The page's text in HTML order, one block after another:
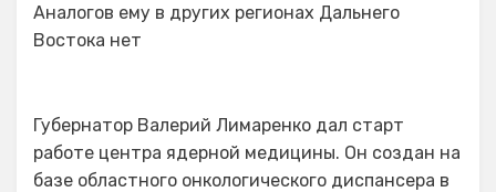
Аналогов ему в других регионах Дальнего
Востока нет
Губернатор Валерий Лимаренко дал старт
работе центра ядерной медицины. Он создан на
базе областного онкологического диспансера в